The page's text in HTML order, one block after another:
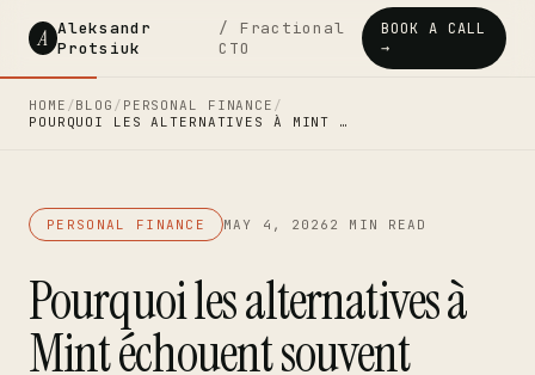
A Aleksandr
Protsiuk
/ Fractional
CTO
BOOK A CALL
→
HOME /BLOG / PERSONAL FINANCE /
POURQUOI LES ALTERNATIVES À MINT …
PERSONAL FINANCE MAY 4, 2026 2 MIN READ
Pourquoi les alternatives à
Mint échouent souvent